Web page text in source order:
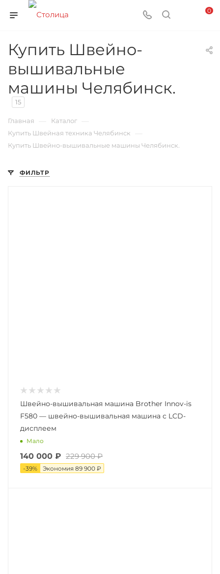
0
Купить Швейно-
вышивальные
машины Челябинск.
15
Главная Каталог
Купить Швейная техника Челябинск
Купить Швейно-вышивальные машины Челябинск.
ФИЛЬТР
Швейно-вышивальная машина Brother Innov-is
F580 — швейно-вышивальная машина с LCD-
дисплеем
Мало
140 000 ₽ 229 900₽
-39% Экономия 89 900 ₽